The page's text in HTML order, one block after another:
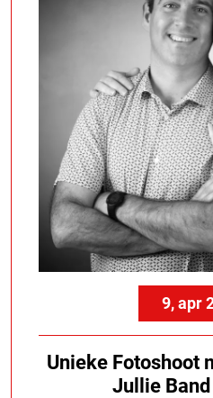
9, apr
Unieke Fotoshoot
Jullie Band